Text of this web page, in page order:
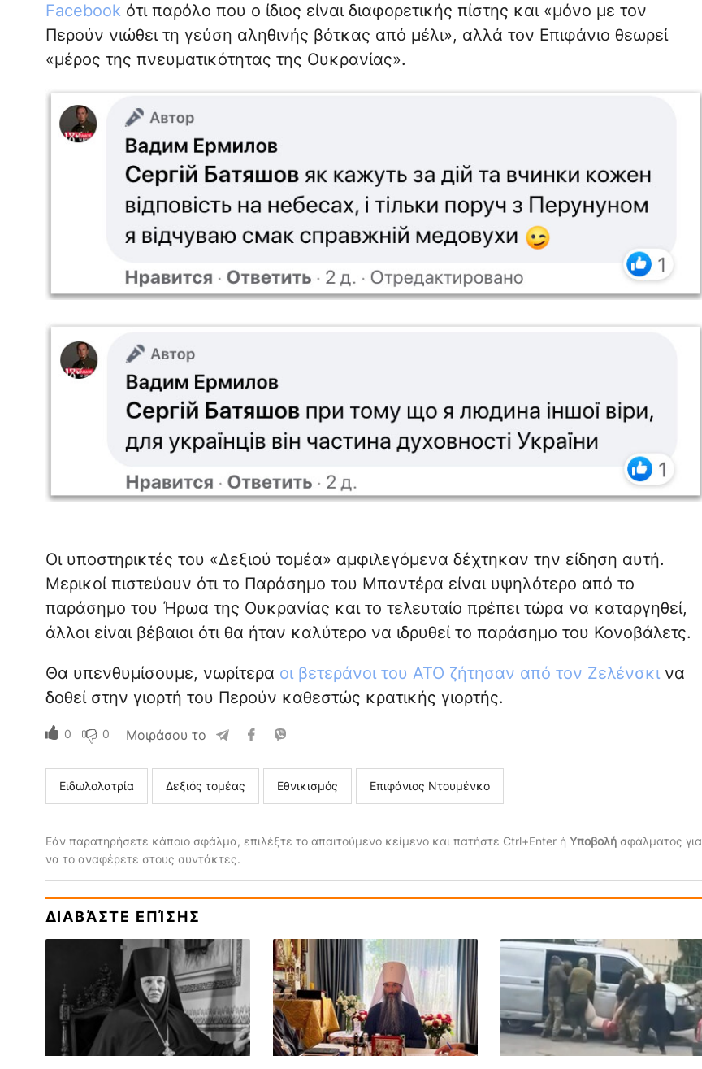
Facebook ότι παρόλο που ο ίδιος είναι διαφορετικής πίστης και «μόνο με τον
Περούν νιώθει τη γεύση αληθινής βότκας από μέλι», αλλά τον Επιφάνιο θεωρεί
«μέρος της πνευματικότητας της Ουκρανίας».
Οι υποστηρικτές του «Δεξιού τομέα» αμφιλεγόμενα δέχτηκαν την είδηση αυτή.
Μερικοί πιστεύουν ότι το Παράσημο του Μπαντέρα είναι υψηλότερο από το
παράσημο του Ήρωα της Ουκρανίας και το τελευταίο πρέπει τώρα να καταργηθεί,
άλλοι είναι βέβαιοι ότι θα ήταν καλύτερο να ιδρυθεί το παράσημο του Κονοβάλετς.
Θα υπενθυμίσουμε, νωρίτερα οι βετεράνοι του ATO ζήτησαν από τον Ζελένσκι να
δοθεί στην γιορτή του Περούν καθεστώς κρατικής γιορτής.
0 0 Μοιράσου το
Ειδωλολατρία Δεξιός τομέας Εθνικισμός Επιφάνιος Ντουμένκο
Εάν παρατηρήσετε κάποιο σφάλμα, επιλέξτε το απαιτούμενο κείμενο και πατήστε Ctrl+Enter ή Υποβολήσφάλματος για
να το αναφέρετε στους συντάκτες.
ΔΙΑΒΆΣΤΕ ΕΠΊΣΗΣ